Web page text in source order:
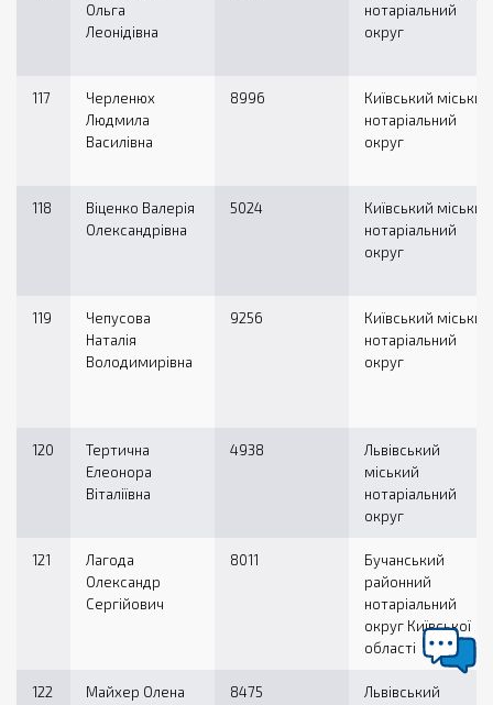
Ольга
Леонідівна
нотаріальний
округ
117
Черленюх
Людмила
Василівна
8996
Київський міський
нотаріальний
округ
118
Віценко Валерія
Олександрівна
5024
Київський міський
нотаріальний
округ
119
Чепусова
Наталія
Володимирівна
9256
Київський міський
нотаріальний
округ
120
Тертична
Елеонора
Віталіївна
4938
Львівський
міський
нотаріальний
округ
121
Лагода
Олександр
Сергійович
8011
Бучанський
районний
нотаріальний
округ Київської
області
122 Майхер Олена 8475 Львівський